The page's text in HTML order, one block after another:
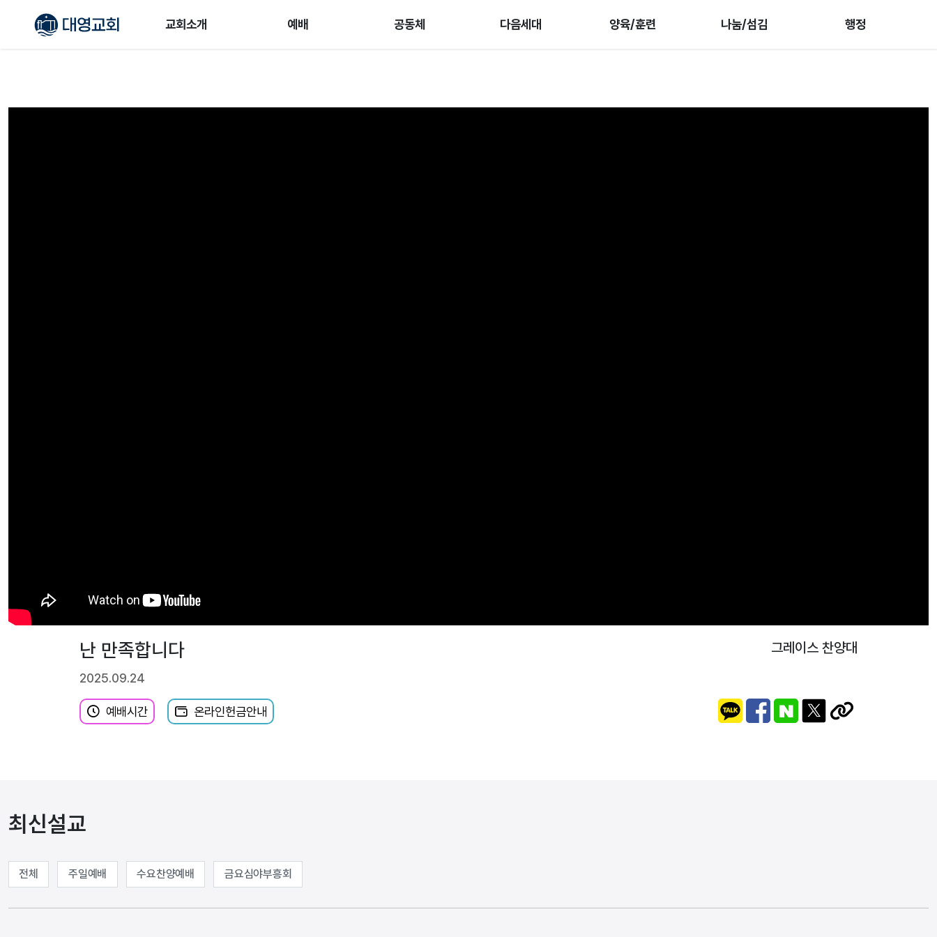
교회소개 예배 공동체 다음세대 양육/훈련 나눔/섬김 행정
난 만족합니다
2025.09.24
그레이스 찬양대
예배시간 온라인헌금안내
최신설교
전체 주일예배 수요찬양예배 금요심야부흥회